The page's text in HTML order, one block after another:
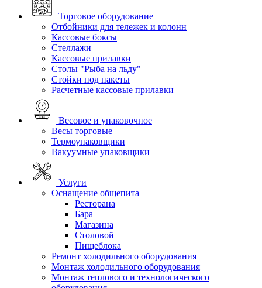
Торговое оборудование
Отбойники для тележек и колонн
Кассовые боксы
Стеллажи
Кассовые прилавки
Столы "Рыба на льду"
Стойки под пакеты
Расчетные кассовые прилавки
Весовое и упаковочное
Весы торговые
Термоупаковщики
Вакуумные упаковщики
Услуги
Оснащение общепита
Ресторана
Бара
Магазина
Столовой
Пищеблока
Ремонт холодильного оборудования
Монтаж холодильного оборудования
Монтаж теплового и технологического